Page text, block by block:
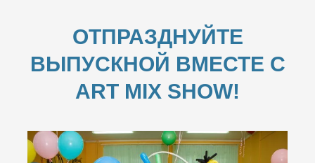
ОТПРАЗДНУЙТЕ
ВЫПУСКНОЙ ВМЕСТЕ С
ART MIX SHOW!